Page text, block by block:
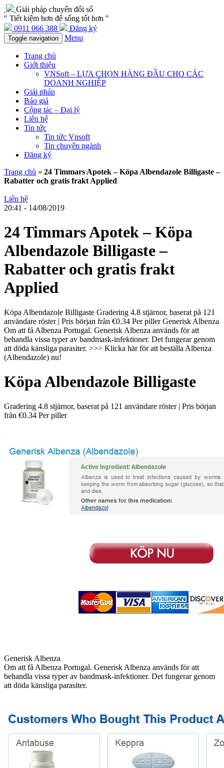
Giải pháp chuyển đổi số
" Tiết kiệm hơn để sống tốt hơn "
0911 066 388
Đăng ký
Toggle navigation Menu
Trang chủ
Giới thiệu
VNSoft – LỰA CHỌN HÀNG ĐẦU CHO CÁC
DOANH NGHIỆP
Giải pháp
Báo giá
Cộng tác – Đại lý
Liên hệ
Tin tức
Tin tức Vnsoft
Tin chuyên ngành
Đăng ký
Trang chủ » 24 Timmars Apotek – Köpa Albendazole Billigaste –
Rabatter och gratis frakt Applied
Liên hệ
20:41 - 14/08/2019
24 Timmars Apotek – Köpa
Albendazole Billigaste –
Rabatter och gratis frakt
Applied
Köpa Albendazole Billigaste Gradering 4.8 stjärnor, baserat på 121
användare röster | Pris början från €0.34 Per piller Generisk Albenza
Om att få Albenza Portugal. Generisk Albenza används för att
behandla vissa typer av bandmask-infektioner. Det fungerar genom
att döda känsliga parasiter. >>> Klicka här för att beställa Albenza
(Albendazole) nu!
Köpa Albendazole Billigaste
Gradering 4.8 stjärnor, baserat på 121 användare röster| Pris början
från €0.34 Per piller
Generisk Albenza
Om att få Albenza Portugal. Generisk Albenza används för att
behandla vissa typer av bandmask-infektioner. Det fungerar genom
att döda känsliga parasiter.